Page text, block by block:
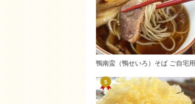
鴨南蛮（鴨せいろ）そば ご自宅用